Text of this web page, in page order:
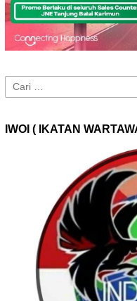
Cari
untuk:
IWOI ( IKATAN